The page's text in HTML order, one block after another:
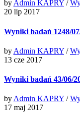
byAdmin KAPRY /
20 lip 2017
Wyniki badań 1248/
by Admin KAPRY /
13 cze 2017
Wyniki badań 43/06/
byAdmin KAPRY /
17 maj 2017